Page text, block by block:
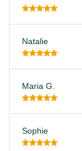
Natalie
Maria G.
Sophie